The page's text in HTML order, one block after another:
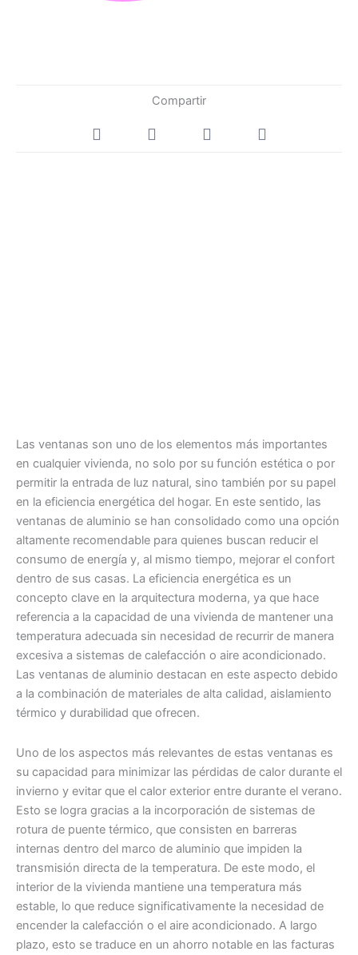
Compartir
Las ventanas son uno de los elementos más importantes
en cualquier vivienda, no solo por su función estética o por
permitir la entrada de luz natural, sino también por su papel
en la eficiencia energética del hogar. En este sentido, las
ventanas de aluminio se han consolidado como una opción
altamente recomendable para quienes buscan reducir el
consumo de energía y, al mismo tiempo, mejorar el confort
dentro de sus casas. La eficiencia energética es un
concepto clave en la arquitectura moderna, ya que hace
referencia a la capacidad de una vivienda de mantener una
temperatura adecuada sin necesidad de recurrir de manera
excesiva a sistemas de calefacción o aire acondicionado.
Las ventanas de aluminio destacan en este aspecto debido
a la combinación de materiales de alta calidad, aislamiento
térmico y durabilidad que ofrecen.
Uno de los aspectos más relevantes de estas ventanas es
su capacidad para minimizar las pérdidas de calor durante el
invierno y evitar que el calor exterior entre durante el verano.
Esto se logra gracias a la incorporación de sistemas de
rotura de puente térmico, que consisten en barreras
internas dentro del marco de aluminio que impiden la
transmisión directa de la temperatura. De este modo, el
interior de la vivienda mantiene una temperatura más
estable, lo que reduce significativamente la necesidad de
encender la calefacción o el aire acondicionado. A largo
plazo, esto se traduce en un ahorro notable en las facturas